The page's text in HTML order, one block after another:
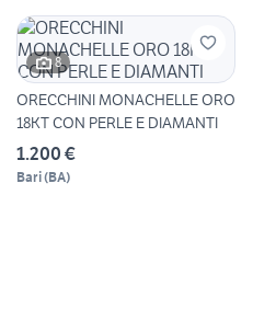
8
ORECCHINI MONACHELLE ORO
18KT CON PERLE E DIAMANTI
1.200 €
Bari(BA)